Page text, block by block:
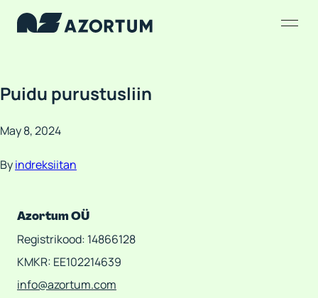
Puidu purustusliin
May 8, 2024
Byindreksiitan
Azortum OÜ
Registrikood: 14866128
KMKR: EE102214639
info@azortum.com